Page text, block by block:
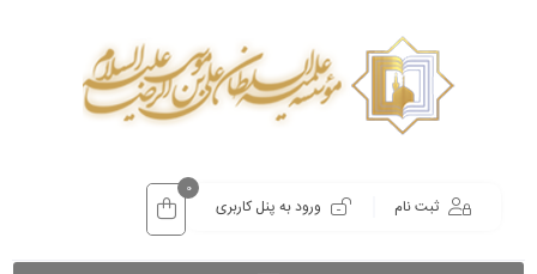
ثبت نام ورود به پنل کاربری
0